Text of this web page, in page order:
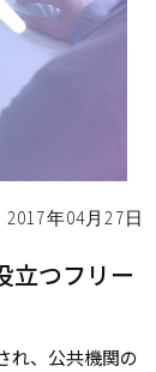
2017年04月27日
立つフリー
れ、公共機関の